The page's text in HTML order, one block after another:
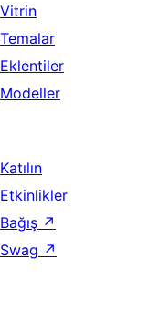
Vitrin
Temalar
Eklentiler
Modeller
Katılın
Etkinlikler
Bağış ↗
Swag ↗